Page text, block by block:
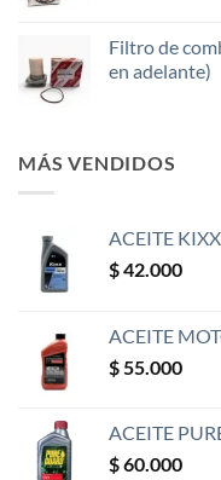
Filtro de
en adelante)
MÁS VENDIDOS
ACEITE
$42.000
ACEITE
$55.000
ACEITE
$60.000